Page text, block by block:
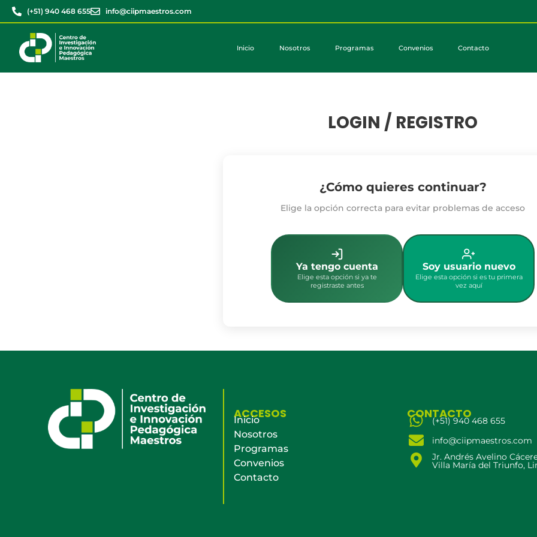
(+51) 940 468 655 info@ciipmaestros.com
Inicio Nosotros Programas Convenios Contacto
LOGIN / REGISTRO
¿Cómo quieres continuar?
Elige la opción correcta para evitar problemas de acceso
Ya tengo cuenta
Elige esta opción si ya te
registraste antes
Soy usuario nuevo
Elige esta opción si es tu primera
vez aquí
ACCESOS
Inicio
Nosotros
Programas
Convenios
Contacto
CONTACTO
(+51) 940 468 655
info@ciipmaestros.com
Jr. Andrés Avelino
Villa María del Triunfo,